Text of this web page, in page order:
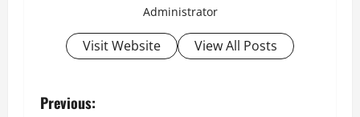
Administrator
Visit Website View All Posts
P
Previous: